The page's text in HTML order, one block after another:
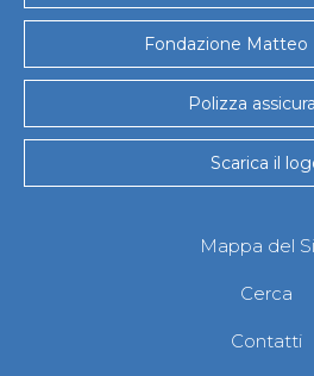
Fondazione Matteo
Polizza
Scarica il
Mappa del
Cerca
Contatti